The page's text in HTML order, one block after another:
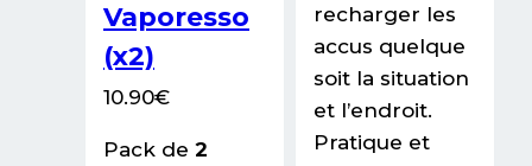
Vaporesso
(x2)
10.90€
Pack de 2
recharger les
accus quelque
soit la situation
et l’endroit.
Pratique et